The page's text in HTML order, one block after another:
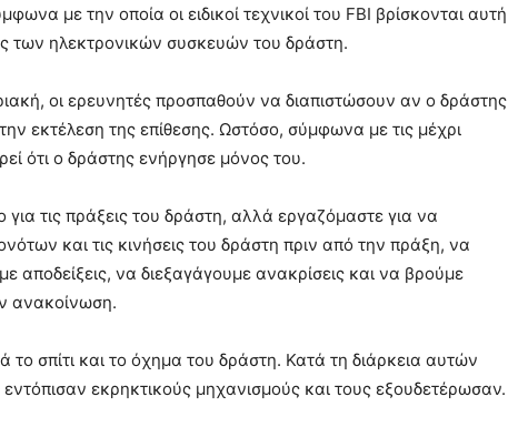
με την οποία οι ειδικοί τεχνικοί του FBI βρίσκονται αυτή
των ηλεκτρονικών συσκευών του δράστη.
οι ερευνητές προσπαθούν να διαπιστώσουν αν ο δράστης
εκτέλεση της επίθεσης. Ωστόσο, σύμφωνα με τις μέχρι
ότι ο δράστης ενήργησε μόνος του.
για τις πράξεις του δράστη, αλλά εργαζόμαστε για να
και τις κινήσεις του δράστη πριν από την πράξη, να
αποδείξεις, να διεξαγάγουμε ανακρίσεις και να βρούμε
ανακοίνωση.
το σπίτι και το όχημα του δράστη. Κατά τη διάρκεια αυτών
εντόπισαν εκρηκτικούς μηχανισμούς και τους εξουδετέρωσαν.